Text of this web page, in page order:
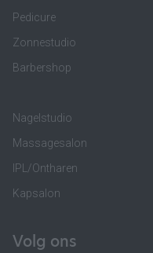
Pedicure
Zonnestudio
Barbershop
Nagelstudio
Massagesalon
IPL/Ontharen
Kapsalon
Volg ons